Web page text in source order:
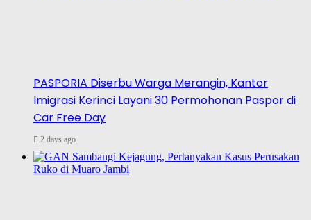
PASPORIA Diserbu Warga Merangin, Kantor
Imigrasi Kerinci Layani 30 Permohonan Paspor di
Car Free Day
2 days ago